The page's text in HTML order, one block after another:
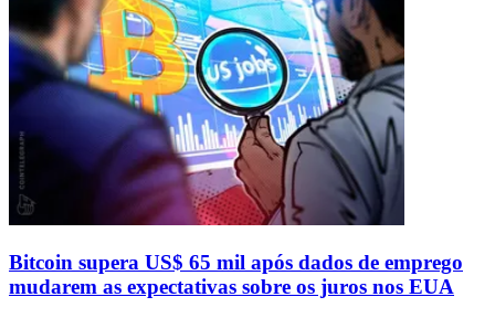
Bitcoin supera US$ 65 mil após dados de emprego
mudarem as expectativas sobre os juros nos EUA